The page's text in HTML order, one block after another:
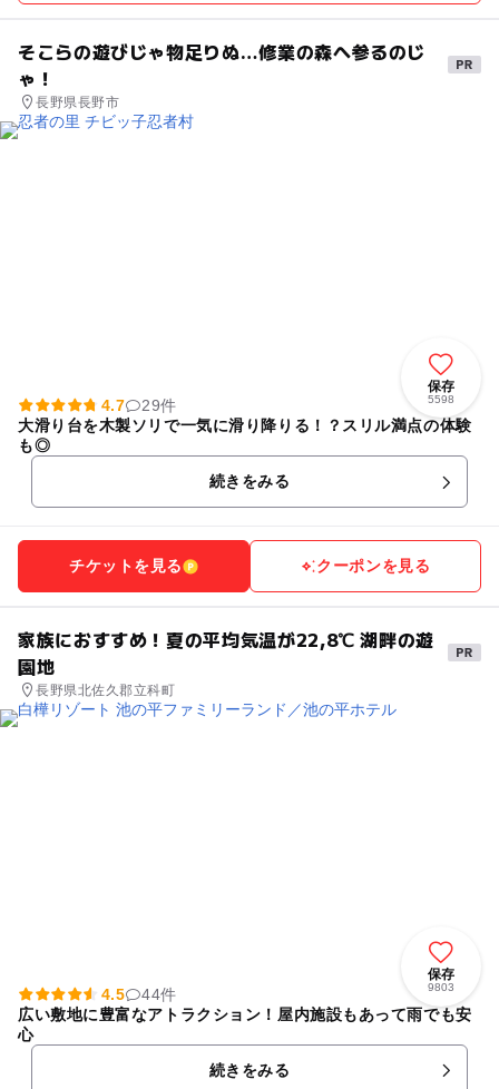
そこらの遊びじゃ物足りぬ…修業の森へ参るのじ
ゃ！
長野県長野市
保存
5598
4.7
29件
大滑り台を木製ソリで一気に滑り降りる！？スリル満点の体験
も◎
続きをみる
チケットを見る クーポンを見る
家族におすすめ！夏の平均気温が22,8℃ 湖畔の遊
園地
長野県北佐久郡立科町
保存
9803
4.5
44件
広い敷地に豊富なアトラクション！屋内施設もあって雨でも安
心
続きをみる